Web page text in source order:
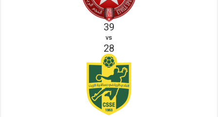
39
vs
28